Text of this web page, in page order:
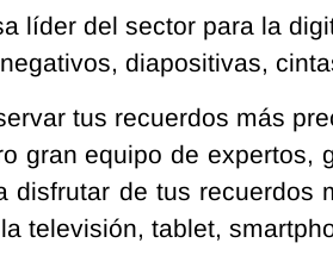
líder del sector para la
diapositivas,
tus recuerdos más
gran equipo de expertos,
disfrutar de tus recuerdos
televisión, tablet,